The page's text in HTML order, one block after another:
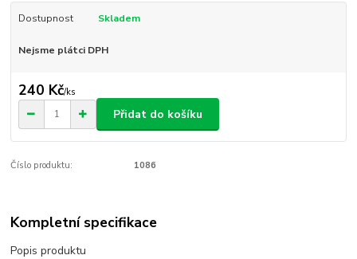
Dostupnost Skladem
Nejsme plátci DPH
240 Kč/ks
Přidat do košíku
Číslo produktu: 1086
Kompletní specifikace
Popis produktu